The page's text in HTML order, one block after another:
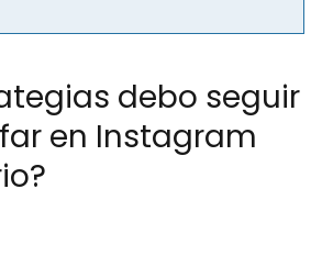
debo seguir
en Instagram